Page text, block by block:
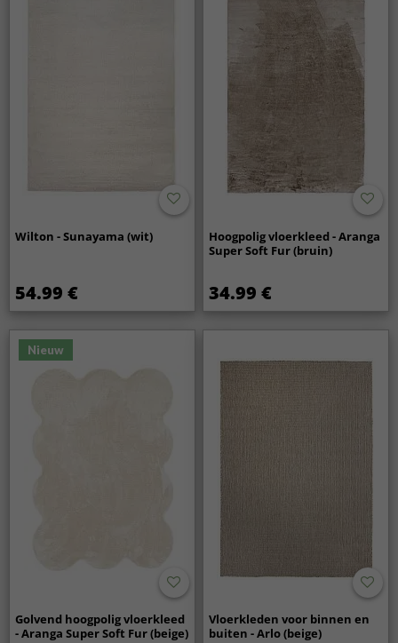
Wilton - Sunayama (wit)
54.99 €
Hoogpolig vloerkleed - Aranga
Super Soft Fur (bruin)
34.99 €
Nieuw
Golvend hoogpolig vloerkleed
- Aranga Super Soft Fur (beige)
Vloerkleden voor binnen en
buiten - Arlo (beige)